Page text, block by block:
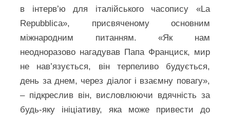
в інтерв’ю для італійського часопису «La
Repubblica», присвяченому основним
міжнародним питанням. «Як нам
неодноразово нагадував Папа Франциск, мир
не нав’язується, він терпеливо будується,
день за днем, через діалог і взаємну повагу»,
– підкреслив він, висловлюючи вдячність за
будь-яку ініціативу, яка може привести до